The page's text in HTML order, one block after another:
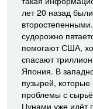
лет 20 назад
судорожно
помогают США,
спасают
Япония. В
пузырей, которые
проблемы с
Цунами уже идёт